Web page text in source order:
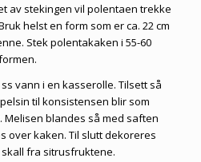
av stekingen vil polentaen trekke
helst en form som er ca. 22 cm
Stek polentakaken i 55-60
vann i en kasserolle. Tilsett så
til konsistensen blir som
Melisen blandes så med saften
over kaken. Til slutt dekoreres
fra sitrusfruktene.